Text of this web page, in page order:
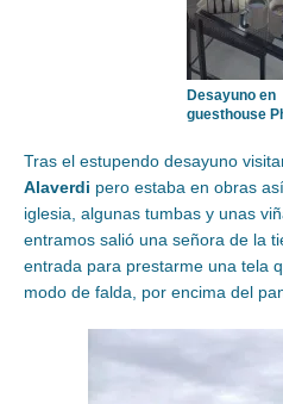
Desayuno en
guesthouse
Tras el estupendo desayuno
Alaverdi pero estaba en obras
iglesia, algunas tumbas y unas
entramos salió una señora de la
entrada para prestarme una tela
modo de falda, por encima del